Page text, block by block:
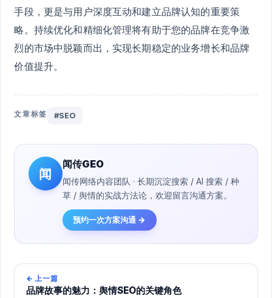
手段，更是与用户深度互动和建立品牌认知的重要策
略。持续优化和精细化管理将有助于您的品牌在竞争激
烈的市场中脱颖而出，实现长期稳定的业务增长和品牌
价值提升。
文章标签 #SEO
闻
闻传GEO
闻传网络内容团队 · 长期沉淀搜索 / AI 搜索 / 种
草 / 舆情的实战方法论，欢迎留言沟通方案。
预约一次方案沟通 →
← 上一篇
品牌故事的魅力：舆情SEO的关键角色